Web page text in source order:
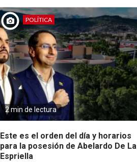
POLÍTICA
2 min de lectura
Este es el orden del día y horarios
para la posesión de Abelardo De La
Espriella